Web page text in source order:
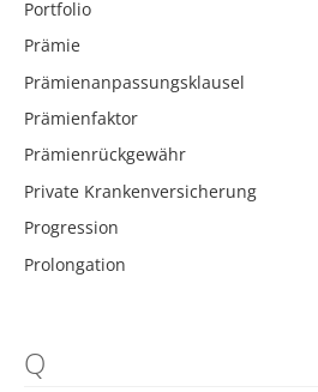
Portfolio
Prämie
Prämienanpassungsklausel
Prämienfaktor
Prämienrückgewähr
Private Krankenversicherung
Progression
Prolongation
Q